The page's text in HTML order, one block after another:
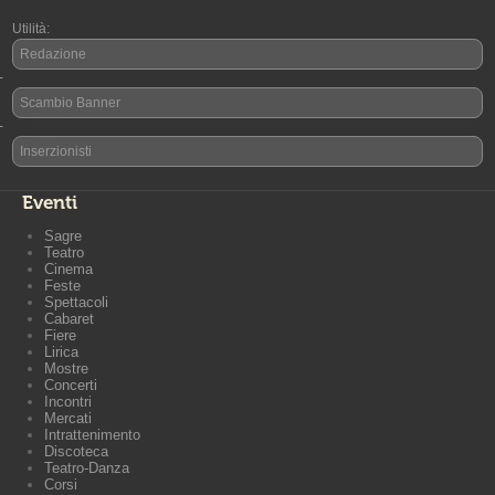
Utilità:
Redazione
-
Scambio Banner
-
Inserzionisti
Eventi
Sagre
Teatro
Cinema
Feste
Spettacoli
Cabaret
Fiere
Lirica
Mostre
Concerti
Incontri
Mercati
Intrattenimento
Discoteca
Teatro-Danza
Corsi